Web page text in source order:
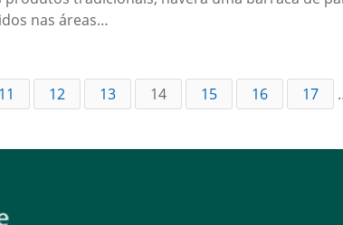
nas áreas…
11 12 13 14 15 16 17